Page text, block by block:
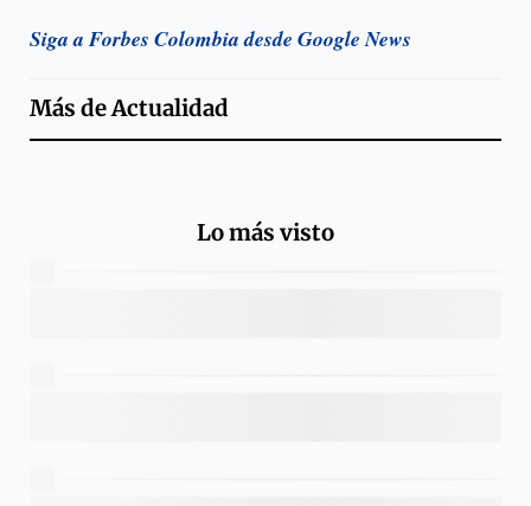
Siga a Forbes Colombia desde Google News
Más deActualidad
Lo más visto